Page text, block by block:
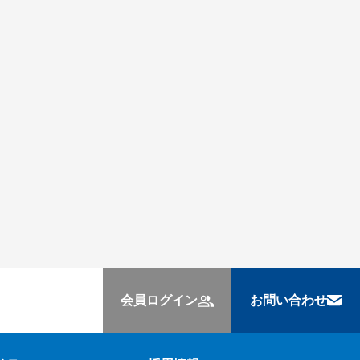
会員ログイン お問い合わせ